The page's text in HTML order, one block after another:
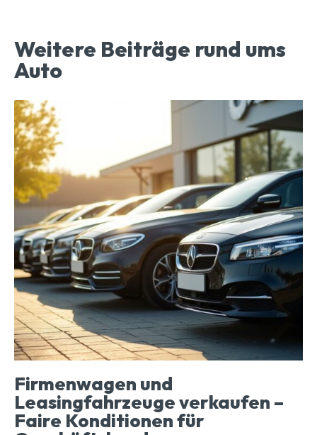
Weitere Beiträge rund ums
Auto
Firmenwagen und
Leasingfahrzeuge verkaufen –
Faire Konditionen für